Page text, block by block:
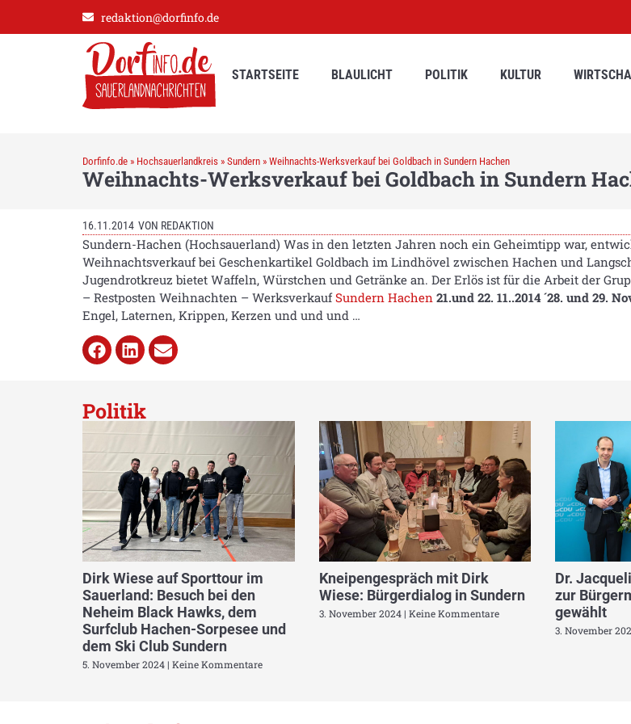
redaktion@dorfinfo.de
STARTSEITE BLAULICHT POLITIK KULTUR
Dorfinfo.de » Hochsauerlandkreis » Sundern » Weihnachts-Werksverkauf bei Goldbach in Sundern Hachen
Weihnachts-Werksverkauf bei Goldbach in Sundern
16.11.2014 VON REDAKTION
Sundern-Hachen (Hochsauerland) Was in den letzten Jahren noch ein Geheimtipp war,
Weihnachtsverkauf bei Geschenkartikel Goldbach im Lindhövel zwischen Hachen und
Jugendrotkreuz bietet Waffeln, Würstchen und Getränke an. Der Erlös ist für die Arbeit der
– Restposten Weihnachten – WerksverkaufSundern Hachen 21.und 22. 11..2014 ´28. und 29.
Engel, Laternen, Krippen, Kerzen und und und …
Politik
Dirk Wiese auf Sporttour im
Sauerland: Besuch bei den
Neheim Black Hawks, dem
Surfclub Hachen-Sorpesee und
dem Ski Club Sundern
5. November 2024 Keine Kommentare
Kneipengespräch mit Dirk
Wiese: Bürgerdialog in Sundern
3. November 2024 Keine Kommentare
Dr.
zur
gewählt
3. November